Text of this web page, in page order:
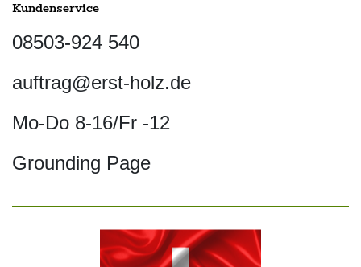
Kundenservice
08503-924 540
auftrag@erst-holz.de
Mo-Do 8-16/Fr -12
Grounding Page